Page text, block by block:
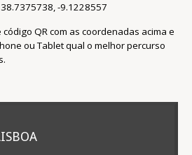
38.7375738, -9.1228557
código QR com as coordenadas acima e
ou Tablet qual o melhor percurso